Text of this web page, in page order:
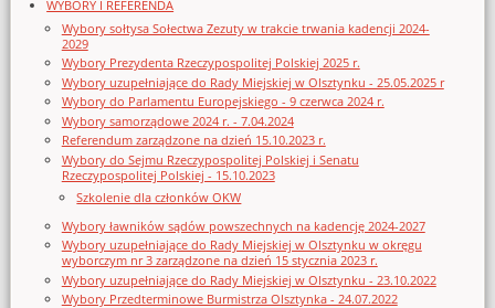
WYBORY I REFERENDA
Wybory sołtysa Sołectwa Zezuty w trakcie trwania kadencji 2024-
2029
Wybory Prezydenta Rzeczypospolitej Polskiej 2025 r.
Wybory uzupełniające do Rady Miejskiej w Olsztynku - 25.05.2025 r
Wybory do Parlamentu Europejskiego - 9 czerwca 2024 r.
Wybory samorządowe 2024 r. - 7.04.2024
Referendum zarządzone na dzień 15.10.2023 r.
Wybory do Sejmu Rzeczypospolitej Polskiej i Senatu
Rzeczypospolitej Polskiej - 15.10.2023
Szkolenie dla członków OKW
Wybory ławników sądów powszechnych na kadencję 2024-2027
Wybory uzupełniające do Rady Miejskiej w Olsztynku w okręgu
wyborczym nr 3 zarządzone na dzień 15 stycznia 2023 r.
Wybory uzupełniające do Rady Miejskiej w Olsztynku - 23.10.2022
Wybory Przedterminowe Burmistrza Olsztynka - 24.07.2022